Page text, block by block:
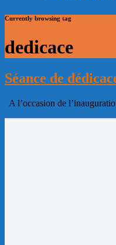
Currently browsing tag
dedicace
Séance de
A l’occasion de